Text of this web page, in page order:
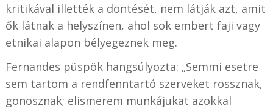
kritikával illették a döntését, nem látják azt, amit
ők látnak a helyszínen, ahol sok embert faji vagy
etnikai alapon bélyegeznek meg.
Fernandes püspök hangsúlyozta: „Semmi esetre
sem tartom a rendfenntartó szerveket rossznak,
gonosznak; elismerem munkájukat azokkal